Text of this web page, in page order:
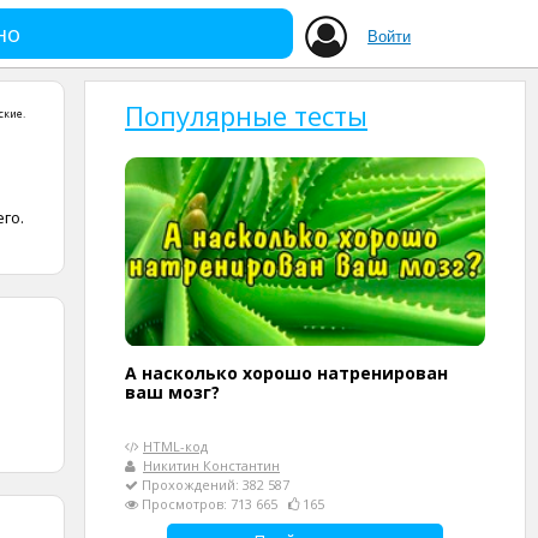
Войти
. Популярные тесты
А насколько хорошо натренирован
ваш мозг?
HTML-код
Никитин Константин
Прохождений: 382 587
Просмотров: 713 665
165